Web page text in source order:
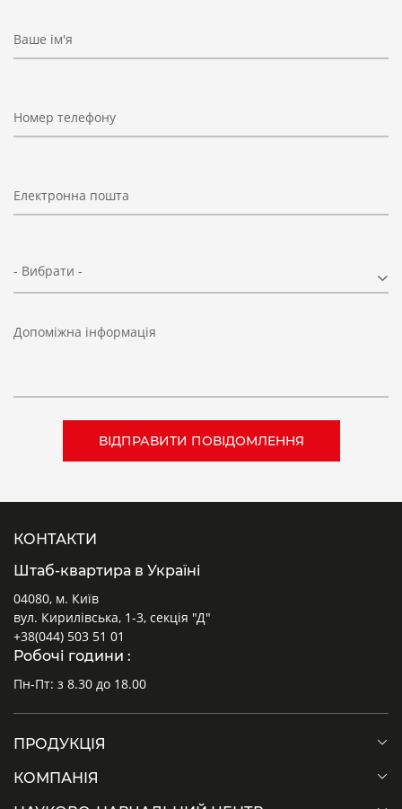
Ваше ім'я
Номер телефону
Електронна пошта
- Вибрати -
Допоміжна інформація
КОНТАКТИ
Штаб-квартира в Україні
04080, м. Київ
вул. Кирилівська, 1-3, секція "Д"
+38(044) 503 51 01
Робочі години :
Пн-Пт: з 8.30 до 18.00
ПРОДУКЦІЯ
КОМПАНІЯ